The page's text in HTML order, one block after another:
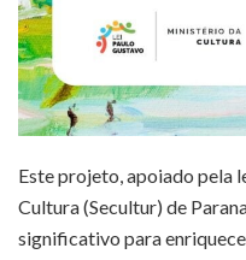
Este projeto, apoiado pela
Cultura (Secultur) de
significativo para